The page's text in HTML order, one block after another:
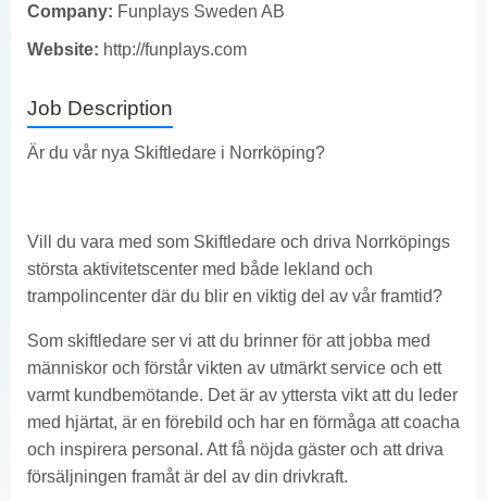
Company: Funplays Sweden AB
Website: http://funplays.com
Job Description
Är du vår nya Skiftledare i Norrköping?
Vill du vara med som Skiftledare och driva Norrköpings
största aktivitetscenter med både lekland och
trampolincenter där du blir en viktig del av vår framtid?
Som skiftledare ser vi att du brinner för att jobba med
människor och förstår vikten av utmärkt service och ett
varmt kundbemötande. Det är av yttersta vikt att du leder
med hjärtat, är en förebild och har en förmåga att coacha
och inspirera personal. Att få nöjda gäster och att driva
försäljningen framåt är del av din drivkraft.